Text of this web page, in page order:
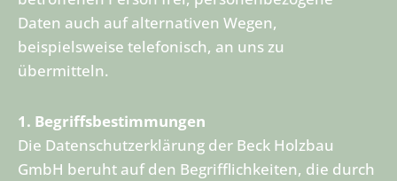
Daten auch auf alternativen Wegen,
beispielsweise telefonisch, an uns zu
übermitteln.
1. Begriffsbestimmungen
Die Datenschutzerklärung der Beck Holzbau
GmbH beruht auf den Begrifflichkeiten, die durch